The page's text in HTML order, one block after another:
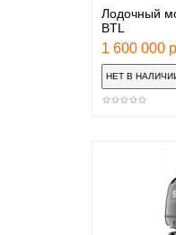
Лодочный
ВTL
1 600 000